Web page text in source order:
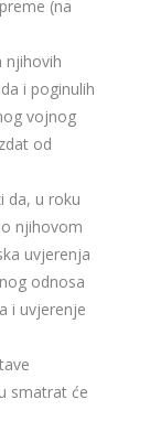
(na
njihovih
i poginulih
vojnog
od
da, u roku
njihovom
uvjerenja
odnosa
i uvjerenje
smatrat će